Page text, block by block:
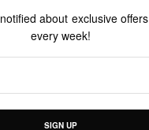
about exclusive
every week!
SIGN UP